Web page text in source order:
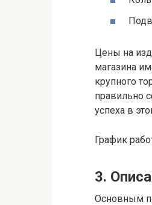
Цены на
магазина
крупного
правильно
успеха в
График
3.
Основным